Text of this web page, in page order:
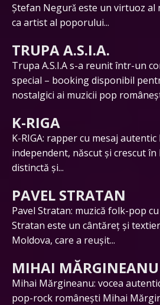
Ştefan Negurǎ este un virtuoz al
ca artist al poporului...
TRUPA A.S.I.A.
Trupa A.S.I.A s-a reunit într-un
special – booking disponibil
nostalgici ai muzicii pop
K-RIGA
K-RIGA: rapper cu mesaj
independent, născut și crescut
distinctă și...
PAVEL STRATAN
Pavel Stratan: muzică folk-pop
Stratan este un cântăreț și
Moldova, care a reușit...
MIHAI MĂRGINEANU
Mihai Mărgineanu: vocea
pop-rock românești Mihai